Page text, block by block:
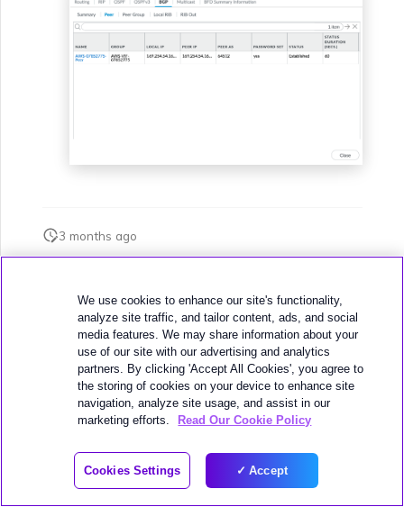
3 months ago
Google MVE 连接
We use cookies to enhance our site's functionality,
analyze site traffic, and tailor content, ads, and social
media features. We may share information about your
use of our site with our advertising and analytics
partners. By clicking 'Accept All Cookies', you agree to
the storing of cookies on your device to enhance site
navigation, analyze site usage, and assist in our
marketing efforts.
Read Our Cookie Policy
Cookies Settings Accept